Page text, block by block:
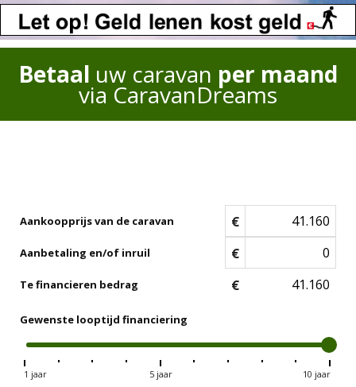
Betaal uw caravan per maand
via CaravanDreams
Aankoopprijs van de caravan €
Aanbetaling en/of inruil €
Te financieren bedrag €
Gewenste looptijd financiering
1 jaar 5 jaar 10 jaar